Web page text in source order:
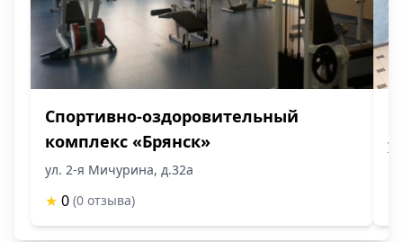
Спортивно-оздоровительный
комплекс «Брянск»
ул. 2-я Мичурина, д.32а
★ 0 (0 отзыва)